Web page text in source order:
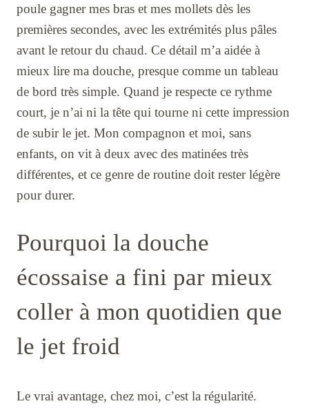
poule gagner mes bras et mes mollets dès les
premières secondes, avec les extrémités plus pâles
avant le retour du chaud. Ce détail m’a aidée à
mieux lire ma douche, presque comme un tableau
de bord très simple. Quand je respecte ce rythme
court, je n’ai ni la tête qui tourne ni cette impression
de subir le jet. Mon compagnon et moi, sans
enfants, on vit à deux avec des matinées très
différentes, et ce genre de routine doit rester légère
pour durer.
Pourquoi la douche
écossaise a fini par mieux
coller à mon quotidien que
le jet froid
Le vrai avantage, chez moi, c’est la régularité.